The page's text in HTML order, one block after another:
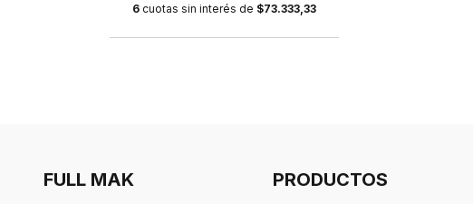
6 cuotas sin interés de $73.333,33
FULL MAK PRODUCTOS